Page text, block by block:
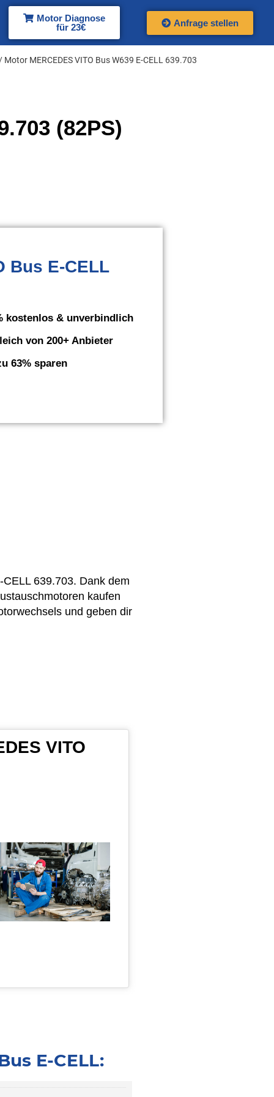
Motor Diagnose
für 23€
Anfrage stellen
/ Motor MERCEDES VITO Bus W639 E-CELL 639.703
(82PS)
Bus E-CELL
kostenlos & unverbindlich
von 200+ Anbieter
63% sparen
639.703. Dank dem
kaufen
und geben dir
VITO
E-CELL: